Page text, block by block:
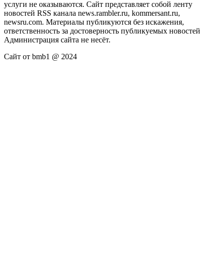
услуги не оказываются. Сайт представляет собой ленту
новостей RSS канала news.rambler.ru, kommersant.ru,
newsru.com. Материалы публикуются без искажения,
ответственность за достоверность публикуемых новостей
Администрация сайта не несёт.
Сайт от bmb1 @ 2024